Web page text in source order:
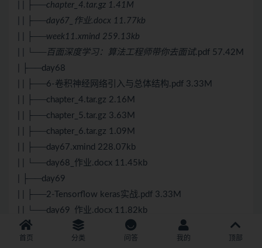
| | ├──chapter_4.tar.gz 1.41M
| | ├──day67_作业.docx 11.77kb
| | ├──week11.xmind 259.13kb
| | └──百面深度学习：算法工程师带你去面试.pdf 57.42M
| ├──day68
| | ├──6-卷积神经网络引入与总体结构.pdf 3.33M
| | ├──chapter_4.tar.gz 2.16M
| | ├──chapter_5.tar.gz 3.63M
| | ├──chapter_6.tar.gz 1.09M
| | ├──day67.xmind 228.07kb
| | └──day68_作业.docx 11.45kb
| ├──day69
| | ├──2-Tensorflow keras实战.pdf 3.33M
| | └──day69_作业.docx 11.82kb
| ├──day7
| | ├──ASCII表.jpg 339.09kb
首页 分类 问答 我的 顶部